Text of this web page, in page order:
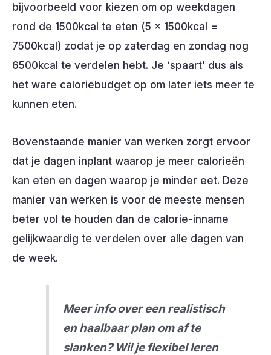
bijvoorbeeld voor kiezen om op weekdagen
rond de 1500kcal te eten (5 x 1500kcal =
7500kcal) zodat je op zaterdag en zondag nog
6500kcal te verdelen hebt. Je ‘spaart’ dus als
het ware caloriebudget op om later iets meer te
kunnen eten.
Bovenstaande manier van werken zorgt ervoor
dat je dagen inplant waarop je meer calorieën
kan eten en dagen waarop je minder eet. Deze
manier van werken is voor de meeste mensen
beter vol te houden dan de calorie-inname
gelijkwaardig te verdelen over alle dagen van
de week.
Meer info over een realistisch
en haalbaar plan om af te
slanken? Wil je flexibel leren